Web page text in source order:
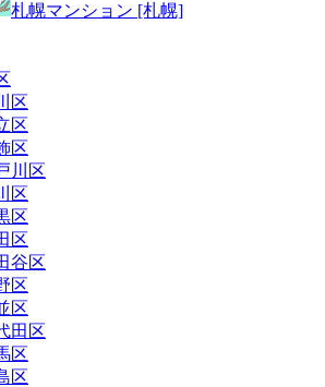
札幌マンション [札幌]
区
区
区
川区
区
区
区
谷区
区
区
田区
区
区